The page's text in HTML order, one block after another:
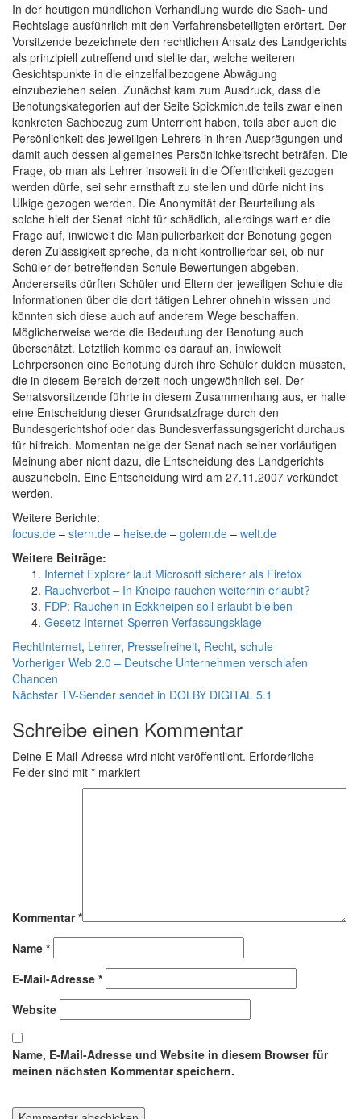
In der heutigen mündlichen Verhandlung wurde die Sach- und
Rechtslage ausführlich mit den Verfahrensbeteiligten erörtert. Der
Vorsitzende bezeichnete den rechtlichen Ansatz des Landgerichts
als prinzipiell zutreffend und stellte dar, welche weiteren
Gesichtspunkte in die einzelfallbezogene Abwägung
einzubeziehen seien. Zunächst kam zum Ausdruck, dass die
Benotungskategorien auf der Seite Spickmich.de teils zwar einen
konkreten Sachbezug zum Unterricht haben, teils aber auch die
Persönlichkeit des jeweiligen Lehrers in ihren Ausprägungen und
damit auch dessen allgemeines Persönlichkeitsrecht beträfen. Die
Frage, ob man als Lehrer insoweit in die Öffentlichkeit gezogen
werden dürfe, sei sehr ernsthaft zu stellen und dürfe nicht ins
Ulkige gezogen werden. Die Anonymität der Beurteilung als
solche hielt der Senat nicht für schädlich, allerdings warf er die
Frage auf, inwieweit die Manipulierbarkeit der Benotung gegen
deren Zulässigkeit spreche, da nicht kontrollierbar sei, ob nur
Schüler der betreffenden Schule Bewertungen abgeben.
Andererseits dürften Schüler und Eltern der jeweiligen Schule die
Informationen über die dort tätigen Lehrer ohnehin wissen und
könnten sich diese auch auf anderem Wege beschaffen.
Möglicherweise werde die Bedeutung der Benotung auch
überschätzt. Letztlich komme es darauf an, inwieweit
Lehrpersonen eine Benotung durch ihre Schüler dulden müssten,
die in diesem Bereich derzeit noch ungewöhnlich sei. Der
Senatsvorsitzende führte in diesem Zusammenhang aus, er halte
eine Entscheidung dieser Grundsatzfrage durch den
Bundesgerichtshof oder das Bundesverfassungsgericht durchaus
für hilfreich. Momentan neige der Senat nach seiner vorläufigen
Meinung aber nicht dazu, die Entscheidung des Landgerichts
auszuhebeln. Eine Entscheidung wird am 27.11.2007 verkündet
werden.
Weitere Berichte:
focus.de – stern.de – heise.de – golem.de – welt.de
Weitere Beiträge:
Internet Explorer laut Microsoft sicherer als Firefox
Rauchverbot – In Kneipe rauchen weiterhin erlaubt?
FDP: Rauchen in Eckkneipen soll erlaubt bleiben
Gesetz Internet-Sperren Verfassungsklage
Kategorien
RechtSchlagwörter
Internet, Lehrer, Pressefreiheit, Recht, schule
Beitragsnavigation
VorherigerVorheriger
Web 2.0 – Deutsche Unternehmen verschlafen
Chancen
NächsterNächster
TV-Sender sendet in DOLBY DIGITAL 5.1
Schreibe einen Kommentar
Deine E-Mail-Adresse wird nicht veröffentlicht. Erforderliche
Felder sind mit * markiert
Kommentar*
Name *
E-Mail-Adresse *
Website
Name, E-Mail-Adresse und Website in diesem Browser für
meinen nächsten Kommentar speichern.